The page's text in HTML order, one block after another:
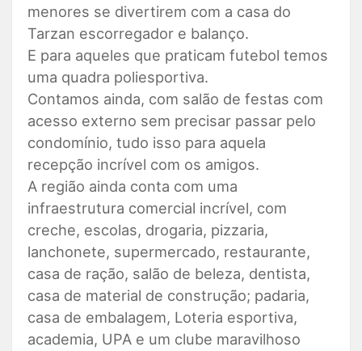
menores se divertirem com a casa do
Tarzan escorregador e balanço.
E para aqueles que praticam futebol temos
uma quadra poliesportiva.
Contamos ainda, com salão de festas com
acesso externo sem precisar passar pelo
condomínio, tudo isso para aquela
recepção incrível com os amigos.
A região ainda conta com uma
infraestrutura comercial incrível, com
creche, escolas, drogaria, pizzaria,
lanchonete, supermercado, restaurante,
casa de ração, salão de beleza, dentista,
casa de material de construção; padaria,
casa de embalagem, Loteria esportiva,
academia, UPA e um clube maravilhoso